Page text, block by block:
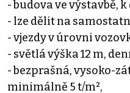
- budova ve výstavbě,
- lze dělit na
- vjezdy v úrovni
- světlá výška 12 m,
- bezprašná, vysoko-
minimálně 5 t/m²,